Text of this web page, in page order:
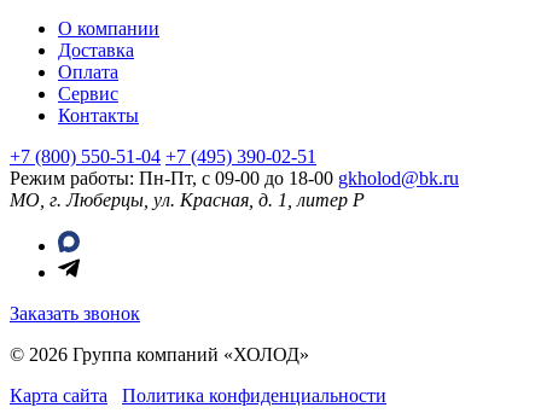
О компании
Доставка
Оплата
Сервис
Контакты
+7 (800) 550-51-04 +7 (495) 390-02-51
Режим работы: Пн-Пт, с 09-00 до 18-00 gkholod@bk.ru
МО, г. Люберцы, ул. Красная, д. 1, литер Р
Заказать звонок
© 2026 Группа компаний «ХОЛОД»
Карта сайта
Политика конфиденциальности